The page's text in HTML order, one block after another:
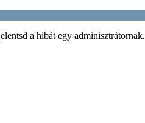
a hibát egy adminisztrátornak.